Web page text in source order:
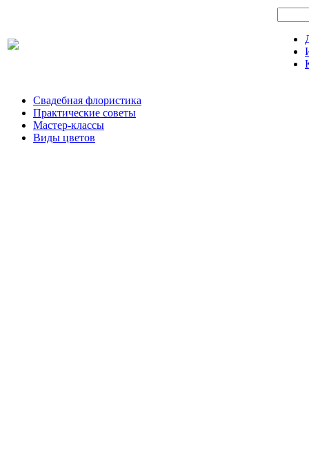
Свадебная флористика
Практические советы
Мастер-классы
Виды цветов